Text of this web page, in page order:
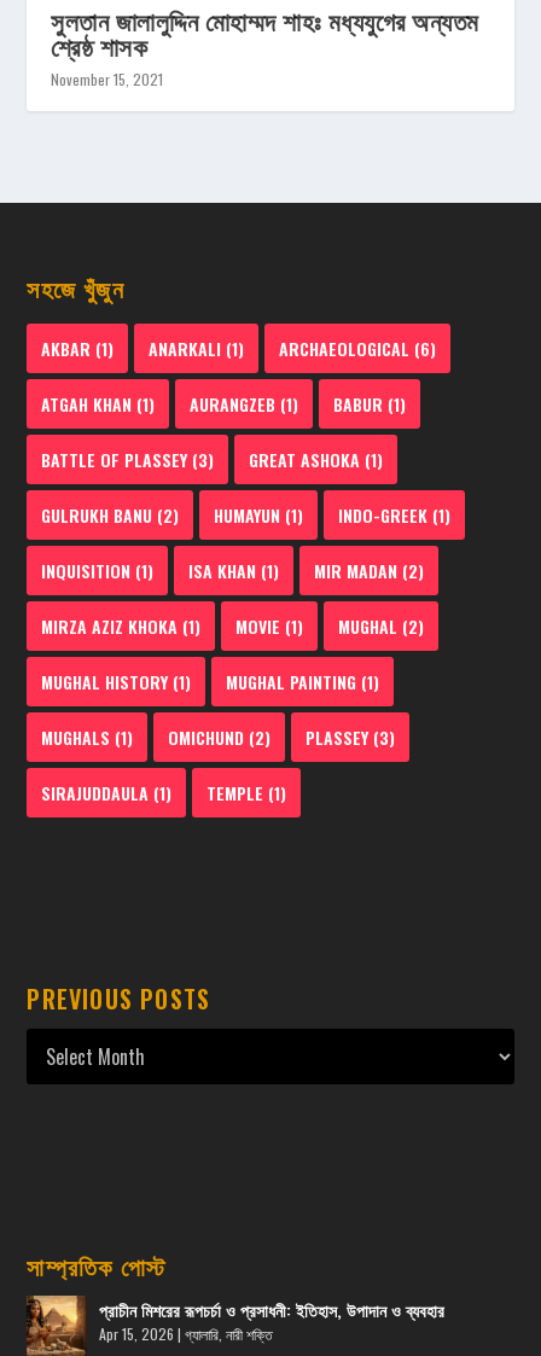
সুলতান জালালুদ্দিন মোহাম্মদ শাহঃ মধ্যযুগের অন্যতম
শ্রেষ্ঠ শাসক
November 15, 2021
সহজে খুঁজুন
AKBAR (1) ANARKALI (1) ARCHAEOLOGICAL (6)
ATGAH KHAN (1) AURANGZEB (1) BABUR (1)
BATTLE OF PLASSEY(3) GREAT ASHOKA (1)
GULRUKH BANU (2) HUMAYUN (1) INDO-GREEK (1)
INQUISITION (1) ISA KHAN (1) MIR MADAN (2)
MIRZA AZIZ KHOKA (1) MOVIE (1) MUGHAL (2)
MUGHAL HISTORY(1) MUGHAL PAINTING (1)
MUGHALS (1) OMICHUND (2) PLASSEY(3)
SIRAJUDDAULA (1) TEMPLE (1)
PREVIOUS POSTS
সাম্প্রতিক পোস্ট
প্রাচীন মিশরের রূপচর্চা ও প্রসাধনী: ইতিহাস, উপাদান ও ব্যবহার
Apr 15, 2026 |গ্যালারি ,নারী শক্তি